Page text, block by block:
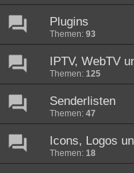
Plugins
Themen: 93
IPTV, WebTV
Themen: 125
Senderlisten
Themen: 47
Icons, Logos
Themen: 18